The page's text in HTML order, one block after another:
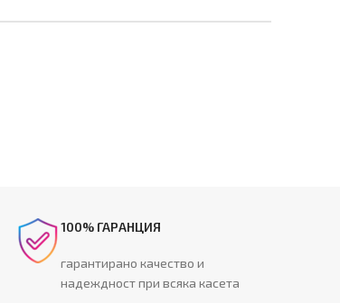
100% ГАРАНЦИЯ
гарантирано качество и
надеждност при всяка касета